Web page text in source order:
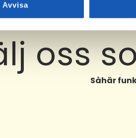
Avvisa
oss
Såhär